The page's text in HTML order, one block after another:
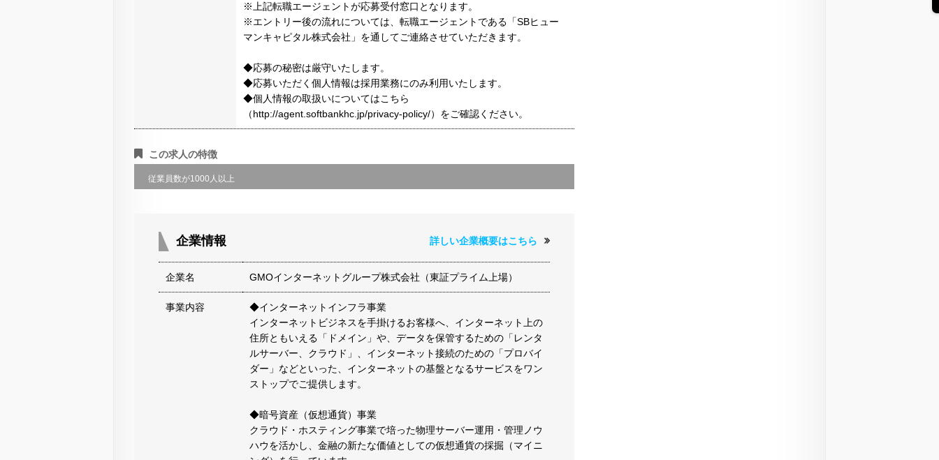
※上記転職エージェントが応募受付窓口となります。
※エントリー後の流れについては、転職エージェントである「SBヒュー
マンキャピタル株式会社」を通してご連絡させていただきます。
◆応募の秘密は厳守いたします。
◆応募いただく個人情報は採用業務にのみ利用いたします。
◆個人情報の取扱いについてはこちら
（http://agent.softbankhc.jp/privacy-policy/）をご確認ください。
この求人の特徴
従業員数が1000人以上
企業情報 詳しい企業概要はこちら
企業名 GMOインターネットグループ株式会社（東証プライム上場）
事業内容
◆インターネットインフラ事業
インターネットビジネスを手掛けるお客様へ、インターネット上の
住所ともいえる「ドメイン」や、データを保管するための「レンタ
ルサーバー、クラウド」、インターネット接続のための「プロバイ
ダー」などといった、インターネットの基盤となるサービスをワン
ストップでご提供します。
◆暗号資産（仮想通貨）事業
クラウド・ホスティング事業で培った物理サーバー運用・管理ノウ
ハウを活かし、金融の新たな価値としての仮想通貨の採掘（マイニ